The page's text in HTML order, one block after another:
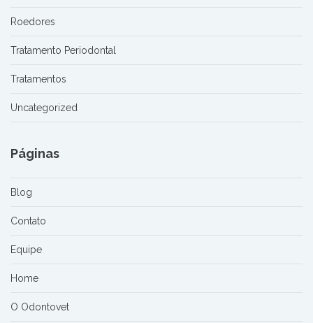
Roedores
Tratamento Periodontal
Tratamentos
Uncategorized
Páginas
Blog
Contato
Equipe
Home
O Odontovet